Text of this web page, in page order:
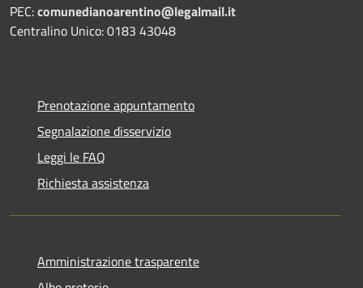
PEC:comunedianoarentino@legalmail.it
Centralino Unico: 0183 43048
Prenotazione appuntamento
Segnalazione disservizio
Leggi le FAQ
Richiesta assistenza
Amministrazione trasparente